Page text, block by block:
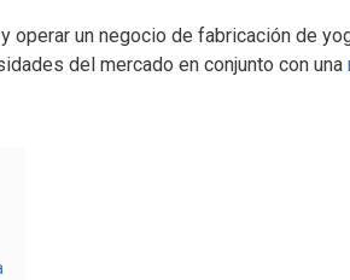
un negocio de fabricación de
del mercado en conjunto con una